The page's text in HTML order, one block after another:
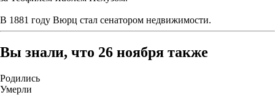
В 1881 году Вюрц стал сенатором недвижимости.
Вы знали, что 26 ноября также
Родились
Умерли